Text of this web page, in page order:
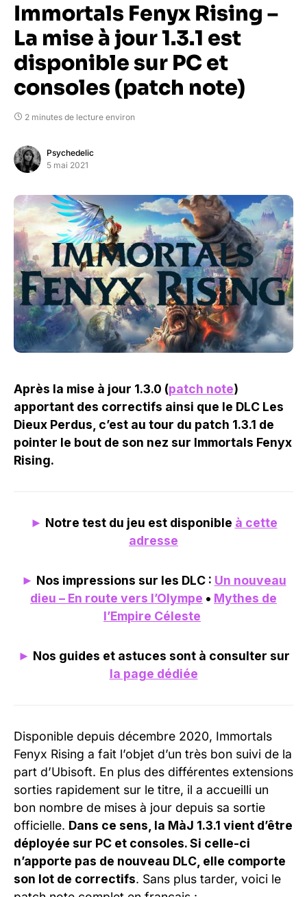
Immortals Fenyx Rising –
La mise à jour 1.3.1 est
disponible sur PC et
consoles (patch note)
2 minutes de lecture environ
Psychedelic
5 mai 2021
Après la mise à jour 1.3.0 (patch note)
apportant des correctifs ainsi que le DLC Les
Dieux Perdus, c’est au tour du patch 1.3.1 de
pointer le bout de son nez sur Immortals Fenyx
Rising.
► Notre test du jeu est disponible à cette
adresse
► Nos impressions sur les DLC : Un nouveau
dieu – En route vers l’Olympe • Mythes de
l’Empire Céleste
► Nos guides et astuces sont à consulter sur
la page dédiée
Disponible depuis décembre 2020, Immortals
Fenyx Rising a fait l’objet d’un très bon suivi de la
part d’Ubisoft. En plus des différentes extensions
sorties rapidement sur le titre, il a accueilli un
bon nombre de mises à jour depuis sa sortie
officielle. Dans ce sens, la MàJ 1.3.1 vient d’être
déployée sur PC et consoles. Si celle-ci
n’apporte pas de nouveau DLC, elle comporte
son lot de correctifs. Sans plus tarder, voici le